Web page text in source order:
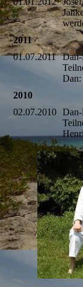
2011
01.07.2011
Dan:
2010
02.07.2010